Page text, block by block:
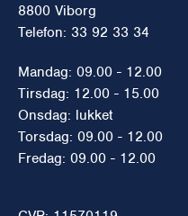
8800 Viborg
Telefon: 33 92 33 34
Mandag: 09.00 - 12.00
Tirsdag: 12.00 - 15.00
Onsdag: lukket
Torsdag: 09.00 - 12.00
Fredag: 09.00 - 12.00